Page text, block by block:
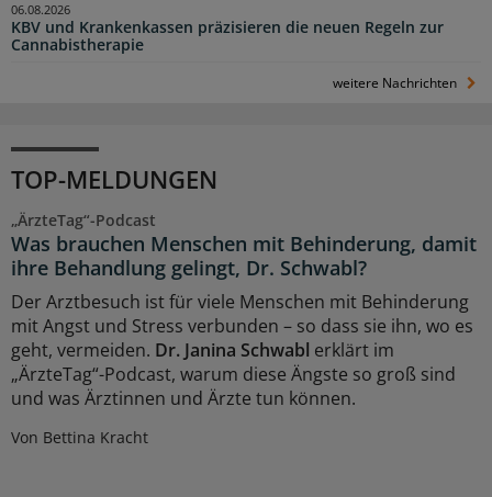
KBV und Krankenkassen präzisieren die neuen Regeln zur
Cannabistherapie
06.08.2026
weitere Nachrichten
TOP-MELDUNGEN
„ÄrzteTag“-Podcast
Was brauchen Menschen mit Behinderung, damit
ihre Behandlung gelingt, Dr. Schwabl?
Der Arztbesuch ist für viele Menschen mit Behinderung
mit Angst und Stress verbunden – so dass sie ihn, wo es
geht, vermeiden. Dr. Janina Schwabl erklärt im
„ÄrzteTag“-Podcast, warum diese Ängste so groß sind
und was Ärztinnen und Ärzte tun können.
Von Bettina Kracht